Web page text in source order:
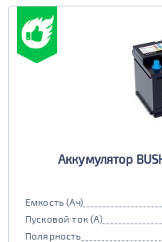
Аккумулятор
Емкость (Ач)
Пусковой ток (А)
Полярность